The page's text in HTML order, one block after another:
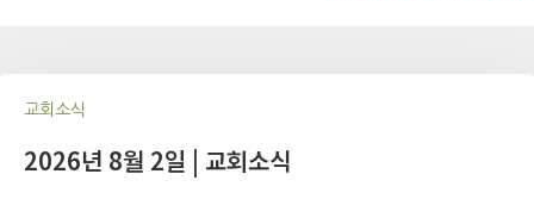
교회소식
2026년 8월 2일 | 교회소식